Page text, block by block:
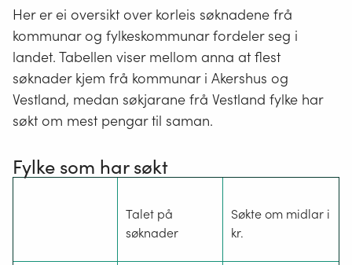
Her er ei oversikt over korleis søknadene frå
kommunar og fylkeskommunar fordeler seg i
landet. Tabellen viser mellom anna at flest
søknader kjem frå kommunar i Akershus og
Vestland, medan søkjarane frå Vestland fylke har
søkt om mest pengar til saman.
Fylke som har søkt
Talet på
søknader
Søkte om midlar i
kr.